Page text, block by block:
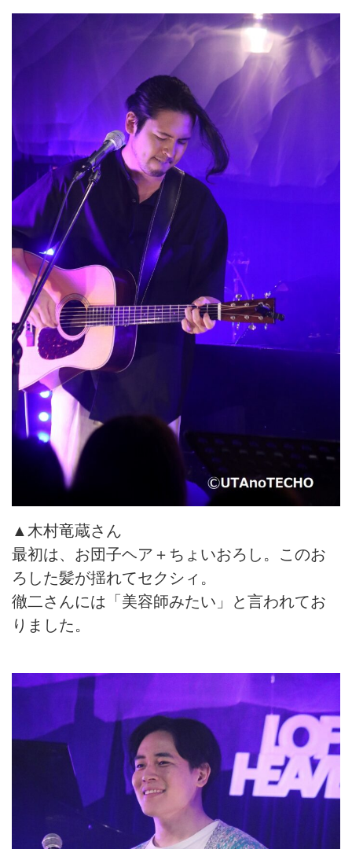
▲木村竜蔵さん
最初は、お団子ヘア＋ちょいおろし。このお
ろした髪が揺れてセクシィ。
徹二さんには「美容師みたい」と言われてお
りました。